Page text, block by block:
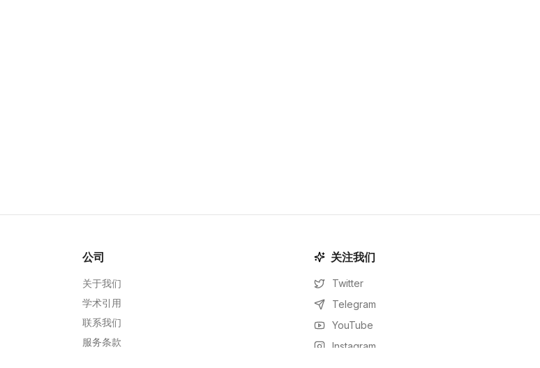
公司
关于我们
学术引用
联系我们
服务条款
关注我们
Twitter
Telegram
YouTube
Instagram